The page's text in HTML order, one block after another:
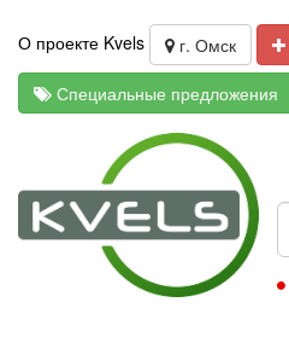
О проекте Kvels г. Омск
Специальные предложения